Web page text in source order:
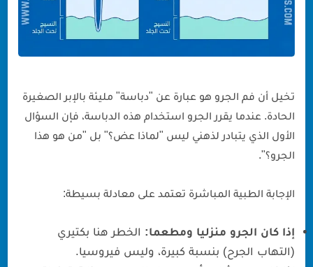
تخيل أن فم الجرو هو عبارة عن "دباسة" مليئة بالإبر الصغيرة
الحادة. عندما يقرر الجرو استخدام هذه الدباسة، فإن السؤال
الأول الذي يتبادر لذهني ليس "لماذا عض؟" بل "من هو هذا
الجرو؟".
الإجابة الطبية المباشرة تعتمد على معادلة بسيطة:
إذا كان الجرو منزليا ومطعما: الخطر هنا بكتيري
(التهاب الجرح) بنسبة كبيرة، وليس فيروسيا.